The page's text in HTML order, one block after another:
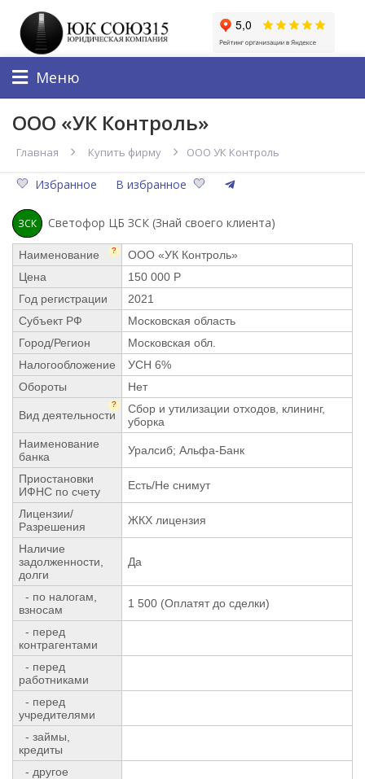
Меню
ООО «УК Контроль»
Главная Купить фирму ООО УК Контроль
Избранное В избранное
ЗСК Светофор ЦБ ЗСК (Знай своего клиента)
Наименование ?
ООО «УК Контроль»
Цена
150 000 Р
Год регистрации
2021
Субъект РФ
Московская область
Город/Регион
Московская обл.
Налогообложение
УСН 6%
Обороты
Нет
Вид деятельности
?
Сбор и утилизации отходов, клининг,
уборка
Наименование
банка
Уралсиб; Альфа-Банк
Приостановки
ИФНС по счету
Есть/Не снимут
Лицензии/
Разрешения
ЖКХ лицензия
Наличие
задолженности,
долги
Да
- по налогам,
взносам
1 500 (Оплатят до сделки)
- перед
контрагентами
- перед
работниками
- перед
учредителями
- займы,
кредиты
- другое